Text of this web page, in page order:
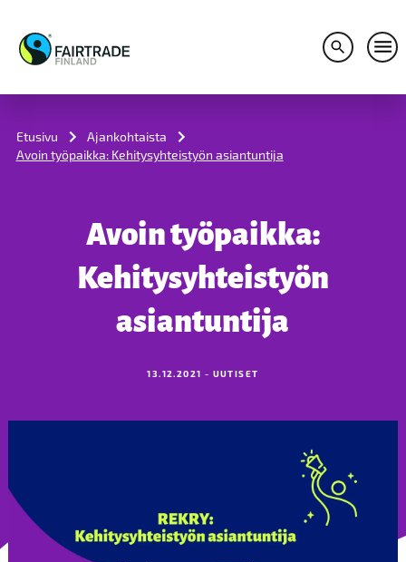
Avaa
Etusivu
Ajankohtaista
Avoin työpaikka: Kehitysyhteistyön asiantuntija
Avoin työpaikka:
Kehitysyhteistyön
asiantuntija
13.12.2021 - UUTISET